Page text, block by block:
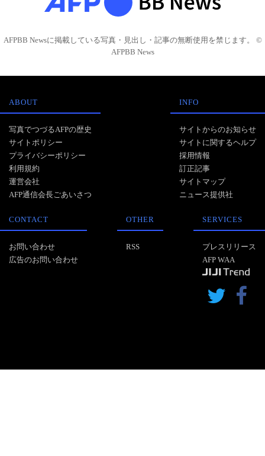
AFPBB Newsに掲載している写真・見出し・記事の無断使用を禁じます。 ©
AFPBB News
ABOUT
写真でつづるAFPの歴史
サイトポリシー
プライバシーポリシー
利用規約
運営会社
AFP通信会長ごあいさつ
INFO
サイトからのお知らせ
サイトに関するヘルプ
採用情報
訂正記事
サイトマップ
ニュース提供社
CONTACT
お問い合わせ
広告のお問い合わせ
OTHER
RSS
SERVICES
プレスリリース
AFP WAA